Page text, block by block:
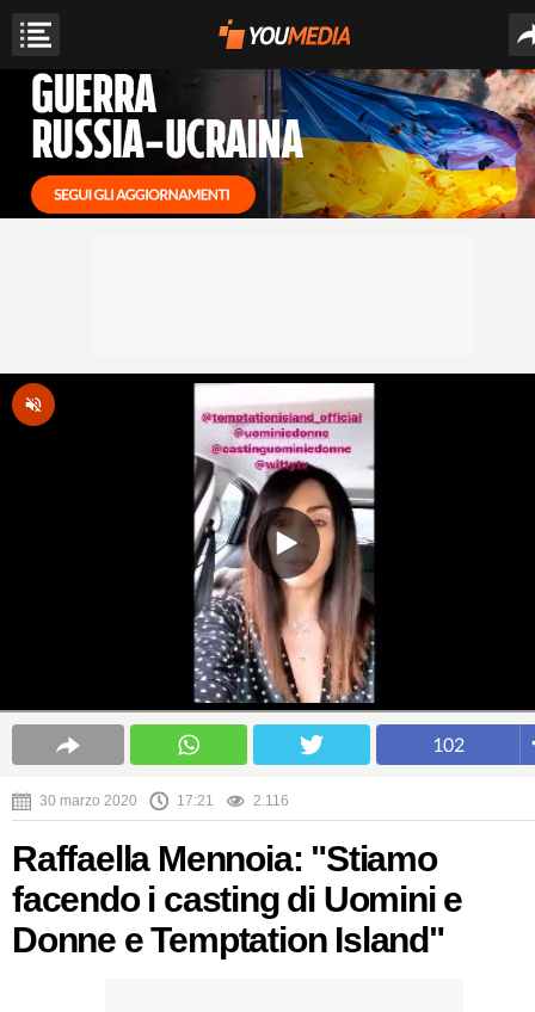
102
30 marzo 2020 17:21 2.116
Raffaella Mennoia: "Stiamo
facendo i casting di Uomini e
Donne e Temptation Island"